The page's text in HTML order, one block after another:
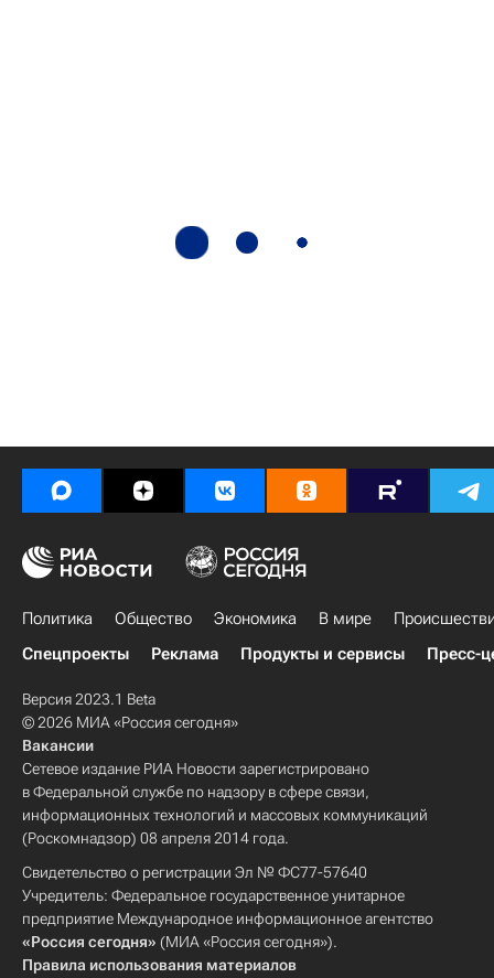
Политика Общество Экономика В мире
Спецпроекты
Реклама Продукты и сервисы Пресс-
Версия 2023.1 Beta
© 2026 МИА «Россия сегодня»
Вакансии
Сетевое издание РИА Новости зарегистрировано
в Федеральной службе по надзору в сфере связи,
информационных технологий и массовых коммуникаций
(Роскомнадзор) 08 апреля 2014 года.
Свидетельство о регистрации Эл № ФС77-57640
Учредитель: Федеральное государственное унитарное
предприятие Международное информационное агентство
«Россия сегодня» (МИА «Россия сегодня»).
Правила использования материалов